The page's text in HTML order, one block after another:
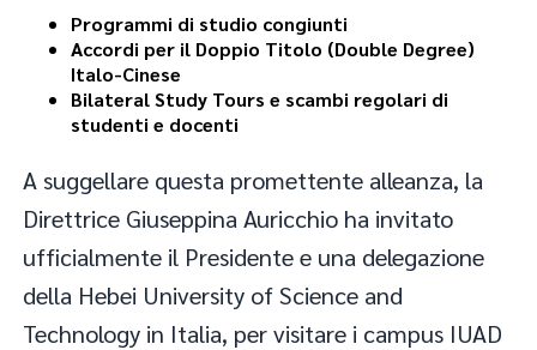
Programmi di studio congiunti
Accordi per il Doppio Titolo (Double Degree)
Italo-Cinese
Bilateral Study Tours e scambi regolari di
studenti e docenti
A suggellare questa promettente alleanza, la
Direttrice Giuseppina Auricchio ha invitato
ufficialmente il Presidente e una delegazione
della Hebei University of Science and
Technology in Italia, per visitare i campus IUAD